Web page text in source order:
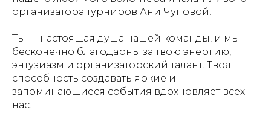
организатора турниров Ани Чуповой!
Ты — настоящая душа нашей команды, и мы
бесконечно благодарны за твою энергию,
энтузиазм и организаторский талант. Твоя
способность создавать яркие и
запоминающиеся события вдохновляет всех
нас.